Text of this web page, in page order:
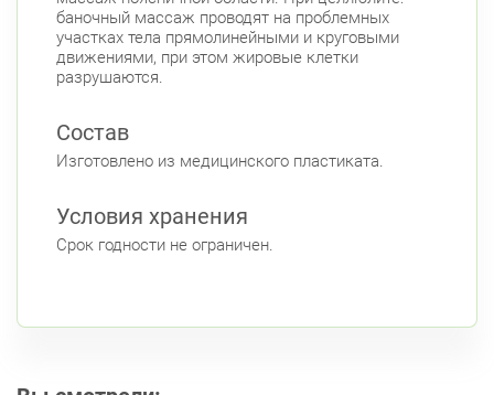
баночный массаж проводят на проблемных
участках тела прямолинейными и круговыми
движениями, при этом жировые клетки
разрушаются.
Состав
Изготовлено из медицинского пластиката.
Условия хранения
Срок годности не ограничен.